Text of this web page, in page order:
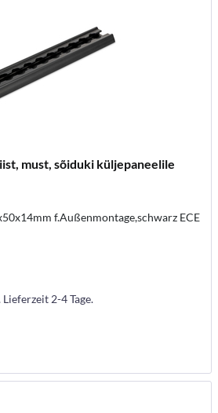
must, sõiduki küljepaneelile
f.Außenmontage,schwarz ECE
2-4 Tage.